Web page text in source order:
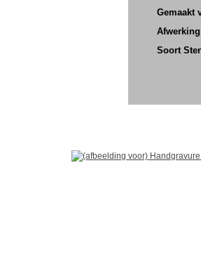
Gemaakt
Afwerking
Soort